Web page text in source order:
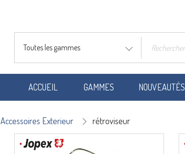
Toutes les gammes
ACCUEIL GAMMES NOUVEAUTÉS
Accessoires Exterieur rétroviseur